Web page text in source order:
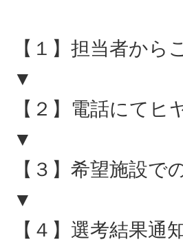
【１】担当者から
▼
【２】電話にて
▼
【３】希望施設で
▼
【４】選考結果通